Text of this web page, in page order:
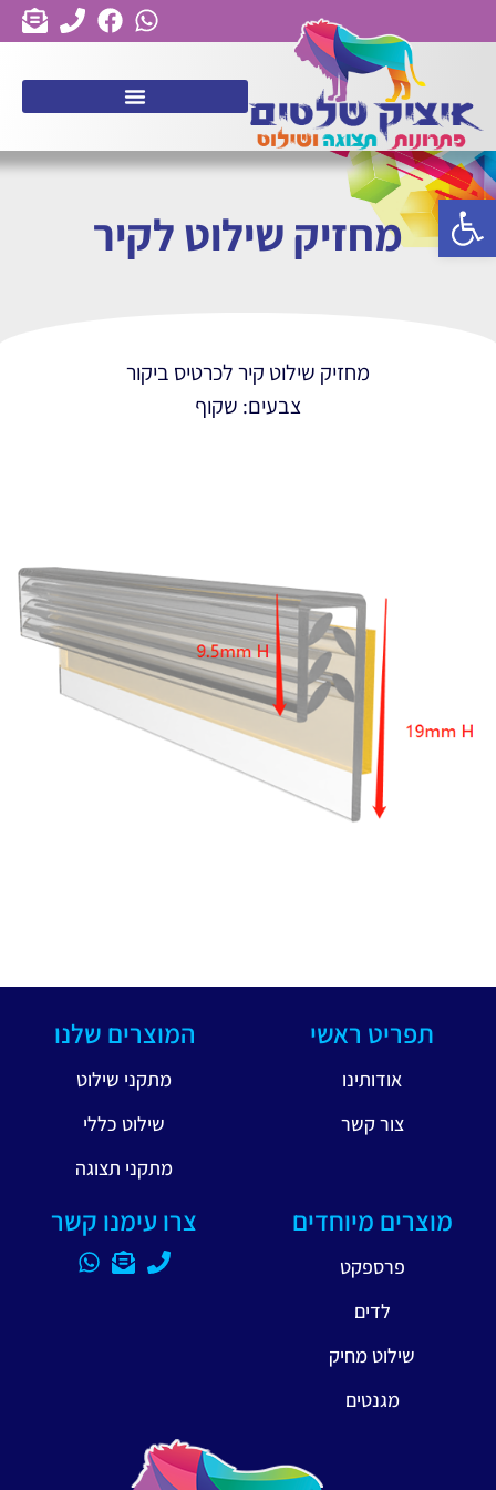
פתח סרגל נגישותמחזיק שילוט לקיר
מחזיק שילוט קיר לכרטיס ביקור
צבעים: שקוף
תפריט ראשי
אודותינו
צור קשר
המוצרים שלנו
מתקני שילוט
שילוט כללי
מתקני תצוגה
מוצרים מיוחדים
פרספקט
לדים
שילוט מחיק
מגנטים
צרו עימנו קשר